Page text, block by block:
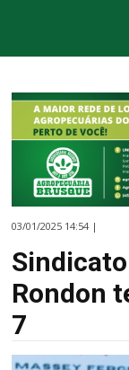
03/01/2025 14:54 |
Rondon
7